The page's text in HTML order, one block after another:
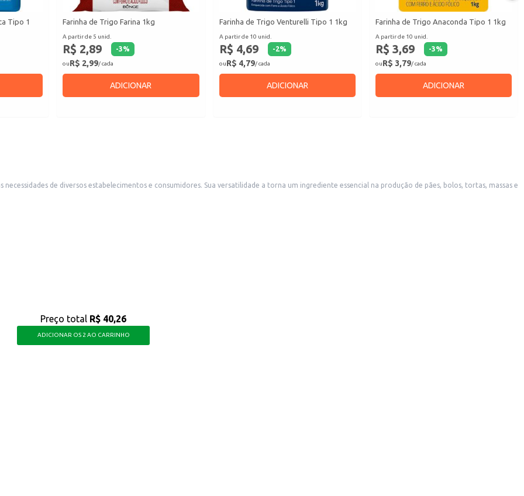
Tipo 1
Farinha de Trigo Farina 1kg
A partir de 5 unid.
R$ 2,89 -3%
ouR$ 2,99/ cada
ADICIONAR
Farinha de Trigo Venturelli Tipo 1 1kg
A partir de 10 unid.
R$ 4,69 -2%
ouR$ 4,79/ cada
ADICIONAR
Farinha de Trigo Anaconda Tipo 1 1kg
A partir de 10 unid.
R$ 3,69 -3%
ouR$ 3,79/ cada
ADICIONAR
de diversos estabelecimentos e consumidores. Sua versatilidade a torna um ingrediente essencial na produção de pães, bolos, tortas, massas e
Preço total R$ 40,26
ADICIONAR OS 2 AO CARRINHO